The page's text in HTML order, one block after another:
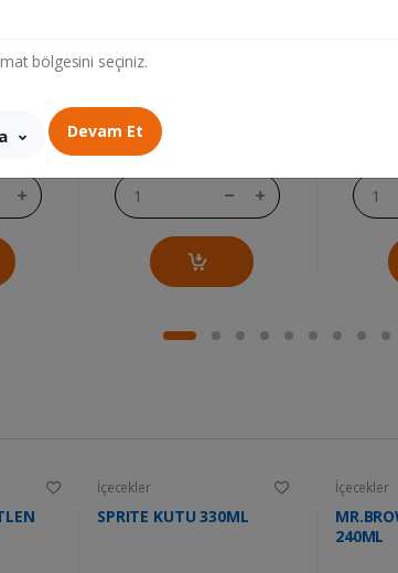
525.00 TL
Adet
İçecekler
SPRITE KUTU 330ML
İçecekler
240ML
bölgesini seçiniz.
Devam Et